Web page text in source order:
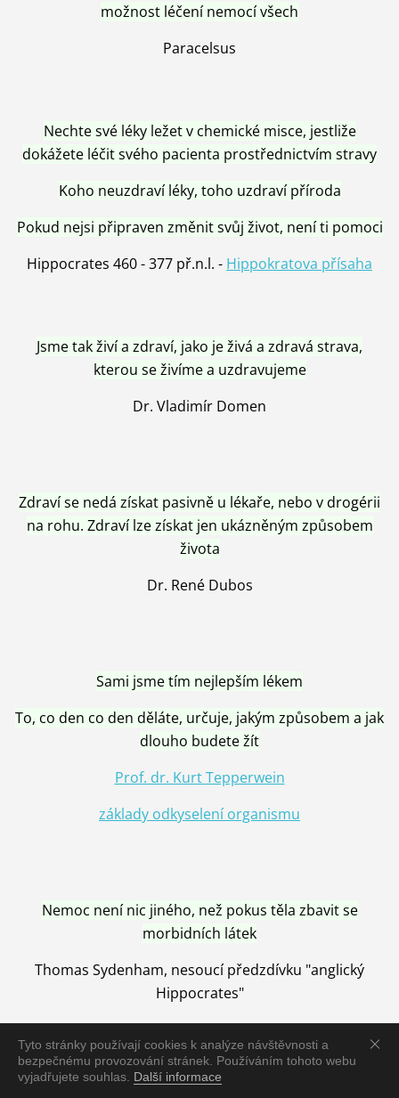
Tyto stránky používají cookies k analýze návštěvnosti a
bezpečnému provozování stránek. Používáním tohoto webu
vyjadřujete souhlas. Další informace
možnost léčení nemocí všech
Paracelsus
Nechte své léky ležet v chemické misce, jestliže
dokážete léčit svého pacienta prostřednictvím stravy
Koho neuzdraví léky, toho uzdraví příroda
Pokud nejsi připraven změnit svůj život, není ti pomoci
Hippocrates 460 - 377 př.n.l. - Hippokratova přísaha
Jsme tak živí a zdraví, jako je živá a zdravá strava,
kterou se živíme a uzdravujeme
Dr. Vladimír Domen
Zdraví se nedá získat pasivně u lékaře, nebo v drogérii
na rohu. Zdraví lze získat jen ukázněným způsobem
života
Dr. René Dubos
Sami jsme tím nejlepším lékem
To, co den co den děláte, určuje, jakým způsobem a jak
dlouho budete žít
Prof. dr. Kurt Tepperwein
základy odkyselení organismu
Nemoc není nic jiného, než pokus těla zbavit se
morbidních látek
Thomas Sydenham, nesoucí předzdívku "anglický
Hippocrates"
Nemoc je vyléčena jen pomocí Přírody, neutralizací a